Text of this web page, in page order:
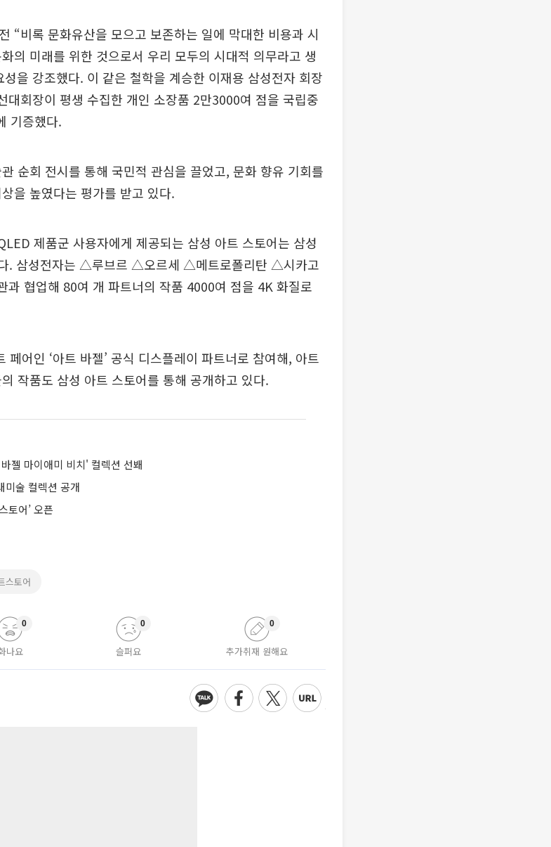
“비록 문화유산을 모으고 보존하는 일에 막대한 비용과 시
의 미래를 위한 것으로서 우리 모두의 시대적 의무라고 생
을 강조했다. 이 같은 철학을 계승한 이재용 삼성전자 회장
대회장이 평생 수집한 개인 소장품 2만3000여 점을 국립중
기증했다.
순회 전시를 통해 국민적 관심을 끌었고, 문화 향유 기회를
을 높였다는 평가를 받고 있다.
제품군 사용자에게 제공되는 삼성 아트 스토어는 삼성
. 삼성전자는 △루브르 △오르세 △메트로폴리탄 △시카고
협업해 80여 개 파트너의 작품 4000여 점을 4K 화질로
어인 ‘아트 바젤’ 공식 디스플레이 파트너로 참여해, 아트
작품도 삼성 아트 스토어를 통해 공개하고 있다.
젤 마이애미 비치' 컬렉션 선봬
미술 컬렉션 공개
토어’ 오픈
스토어
나요
0
슬퍼요
0
추가취재 원해요
0